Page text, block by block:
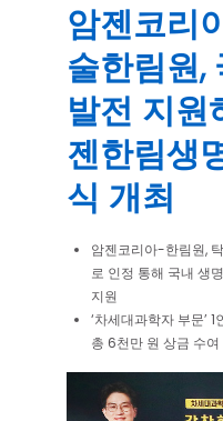
암젠코리
술한림원,
발전 지원
젠한림생
식 개최
암젠코리아-한림원,
로 인정 통해 국내 생
지원
‘차세대과학자 부문’
총 6천만 원 상금 수여